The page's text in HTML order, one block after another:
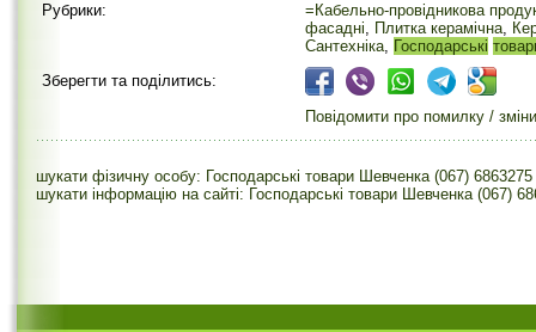
Рубрики:
=Кабельно-провідникова
фасадні, Плитка керамічна,
Сантехніка, Господарські
Зберегти та поділитись:
Повідомити про помилку / зміни
шукати фізичну особу: Господарські товари Шевченка (067) 6863275
шукати інформацію на сайті: Господарські товари Шевченка (067)